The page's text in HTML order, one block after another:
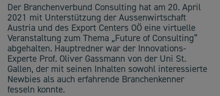
Der Branchenverbund Consulting hat am 20. April
2021 mit Unterstützung der Aussenwirtschaft
Austria und des Export Centers OÖ eine virtuelle
Veranstaltung zum Thema „Future of Consulting“
abgehalten. Hauptredner war der Innovations-
Experte Prof. Oliver Gassmann von der Uni St.
Gallen, der mit seinen Inhalten sowohl interessierte
Newbies als auch erfahrende Branchenkenner
fesseln konnte.